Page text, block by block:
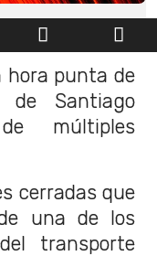
hora punta de
Santiago
múltiples
cerradas que
una de los
transporte